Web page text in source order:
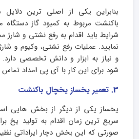
بنابراین یکی از اصلی ترین
باکنشت مربوط به کمبود گاز
شرایط باید اقدام به رفع نشتی و
نمایید. عملیات رفع نشتی، وکیوم و
و نیاز به ابزار و دانش تخصصی دارد.
شود برای این کار با آی پی امداد تماس
3. تعمیر یخساز یخچال باکنشت
یخساز یکی از دیگر از بخش هایی
سریع ترین زمان اقدام به تولید یخ
صورتی که این بخش دچار ایراداتی